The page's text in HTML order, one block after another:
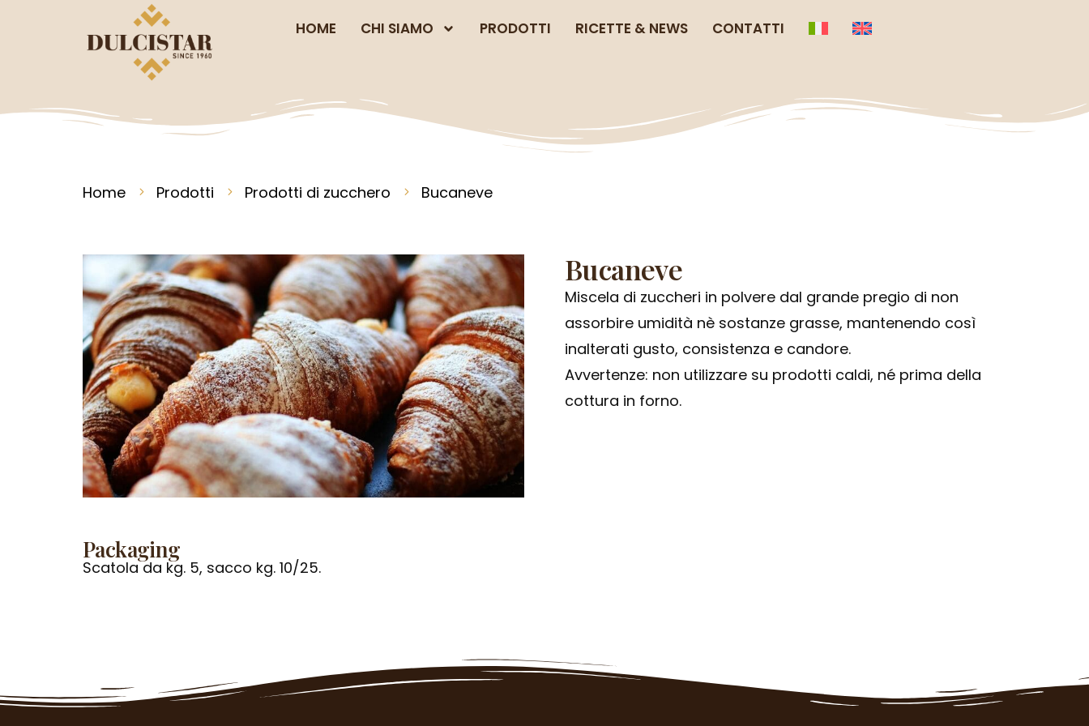
HOME CHI SIAMO PRODOTTI RICETTE & NEWS CONTATTI
Home Prodotti Prodotti di zucchero Bucaneve
Bucaneve
Miscela di zuccheri in polvere dal grande pregio di non
assorbire umidità nè sostanze grasse, mantenendo così
inalterati gusto, consistenza e candore.
Avvertenze: non utilizzare su prodotti caldi, né prima della
cottura in forno.
Packaging
Scatola da kg. 5, sacco kg. 10/25.